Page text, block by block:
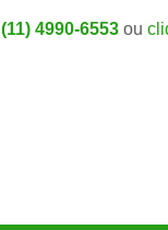
(11) 4990-6553 ou